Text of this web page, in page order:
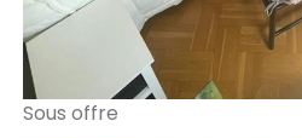
Sous offre